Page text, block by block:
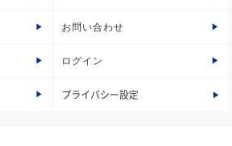
お問い合わせ
ログイン
プライバシー設定